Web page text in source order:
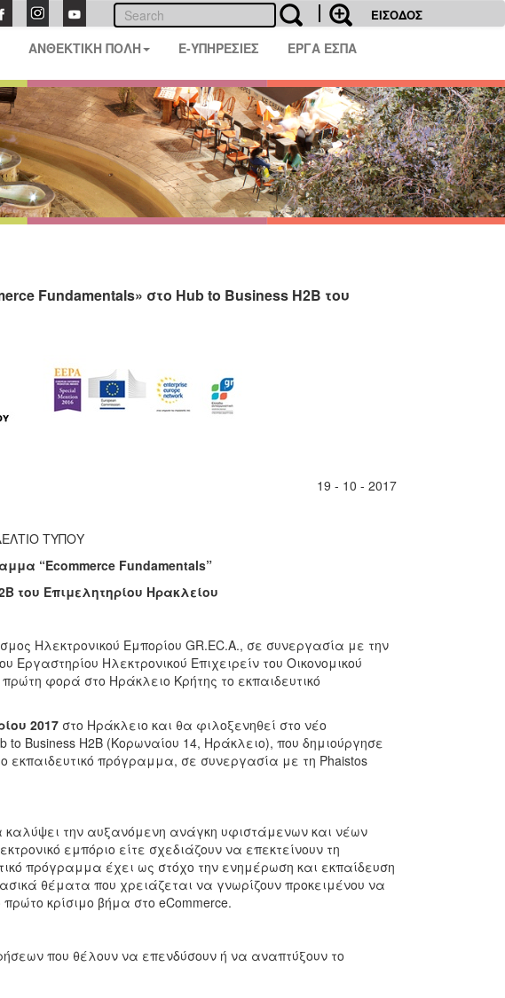
ΕΙΣΟΔΟΣ
ΑΝΘΕΚΤΙΚΗ ΠΟΛΗ E-ΥΠΗΡΕΣΙΕΣ ΕΡΓΑ ΕΣΠΑ
Fundamentals» στο Hub to Business H2B του
19 - 10 - 2017
ΤΥΠΟΥ
“Ecommerce Fundamentals”
του Επιμελητηρίου Ηρακλείου
Ηλεκτρονικού Εμπορίου GR.EC.A., σε συνεργασία με την
Εργαστηρίου Ηλεκτρονικού Επιχειρείν του Οικονομικού
φορά στο Ηράκλειο Κρήτης το εκπαιδευτικό
2017στο Ηράκλειο και θα φιλοξενηθεί στο νέο
to Business H2B (Κορωναίου 14, Ηράκλειο), που δημιούργησε
εκπαιδευτικό πρόγραμμα, σε συνεργασία με τη Phaistos
καλύψει την αυξανόμενη ανάγκη υφιστάμενων και νέων
εμπόριο είτε σχεδιάζουν να επεκτείνουν τη
πρόγραμμα έχει ως στόχο την ενημέρωση και εκπαίδευση
θέματα που χρειάζεται να γνωρίζουν προκειμένου να
κρίσιμο βήμα στο eCommerce.
που θέλουν να επενδύσουν ή να αναπτύξουν το